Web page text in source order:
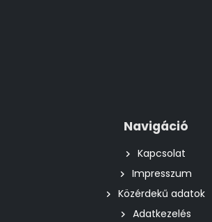
Navigáció
Kapcsolat
Impresszum
Közérdekű adatok
Adatkezelés